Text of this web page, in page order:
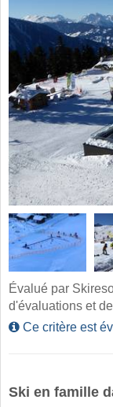
Évalué par
d'évaluations et
Ce critère est
Ski en famille